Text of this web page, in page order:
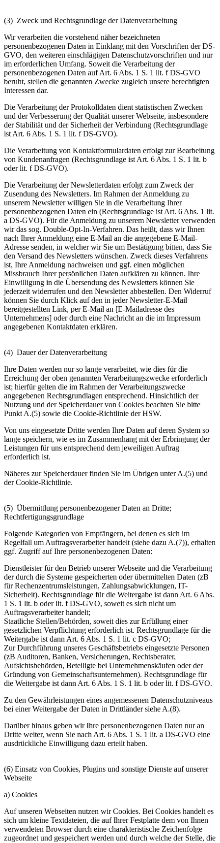
(3) Zweck und Rechtsgrundlage der Datenverarbeitung
Wir verarbeiten die vorstehend näher bezeichneten
personenbezogenen Daten in Einklang mit den Vorschriften der DS-
GVO, den weiteren einschlägigen Datenschutzvorschriften und nur
im erforderlichen Umfang. Soweit die Verarbeitung der
personenbezogenen Daten auf Art. 6 Abs. 1 S. 1 lit. f DS-GVO
beruht, stellen die genannten Zwecke zugleich unsere berechtigten
Interessen dar.
Die Verarbeitung der Protokolldaten dient statistischen Zwecken
und der Verbesserung der Qualität unserer Webseite, insbesondere
der Stabilität und der Sicherheit der Verbindung (Rechtsgrundlage
ist Art. 6 Abs. 1 S. 1 lit. f DS-GVO).
Die Verarbeitung von Kontaktformulardaten erfolgt zur Bearbeitung
von Kundenanfragen (Rechtsgrundlage ist Art. 6 Abs. 1 S. 1 lit. b
oder lit. f DS-GVO).
Die Verarbeitung der Newsletterdaten erfolgt zum Zweck der
Zusendung des Newsletters. Im Rahmen der Anmeldung zu
unserem Newsletter willigen Sie in die Verarbeitung Ihrer
personenbezogenen Daten ein (Rechtsgrundlage ist Art. 6 Abs. 1 lit.
a DS-GVO). Für die Anmeldung zu unserem Newsletter verwenden
wir das sog. Double-Opt-In-Verfahren. Das heißt, dass wir Ihnen
nach Ihrer Anmeldung eine E-Mail an die angegebene E-Mail-
Adresse senden, in welcher wir Sie um Bestätigung bitten, dass Sie
den Versand des Newsletters wünschen. Zweck dieses Verfahrens
ist, Ihre Anmeldung nachweisen und ggf. einen möglichen
Missbrauch Ihrer persönlichen Daten aufklären zu können. Ihre
Einwilligung in die Übersendung des Newsletters können Sie
jederzeit widerrufen und den Newsletter abbestellen. Den Widerruf
können Sie durch Klick auf den in jeder Newsletter-E-Mail
bereitgestellten Link, per E-Mail an [E-Mailadresse des
Unternehmens] oder durch eine Nachricht an die im Impressum
angegebenen Kontaktdaten erklären.
(4) Dauer der Datenverarbeitung
Ihre Daten werden nur so lange verarbeitet, wie dies für die
Erreichung der oben genannten Verarbeitungszwecke erforderlich
ist; hierfür gelten die im Rahmen der Verarbeitungszwecke
angegebenen Rechtsgrundlagen entsprechend. Hinsichtlich der
Nutzung und der Speicherdauer von Cookies beachten Sie bitte
Punkt A.(5) sowie die Cookie-Richtlinie der HSW.
Von uns eingesetzte Dritte werden Ihre Daten auf deren System so
lange speichern, wie es im Zusammenhang mit der Erbringung der
Leistungen für uns entsprechend dem jeweiligen Auftrag
erforderlich ist.
Näheres zur Speicherdauer finden Sie im Übrigen unter A.(5) und
der Cookie-Richtlinie.
(5) Übermittlung personenbezogener Daten an Dritte;
Rechtfertigungsgrundlage
Folgende Kategorien von Empfängern, bei denen es sich im
Regelfall um Auftragsverarbeiter handelt (siehe dazu A.(7)), erhalten
ggf. Zugriff auf Ihre personenbezogenen Daten:
Dienstleister für den Betrieb unserer Webseite und die Verarbeitung
der durch die Systeme gespeicherten oder übermittelten Daten (zB
für Rechenzentrumsleistungen, Zahlungsabwicklungen, IT-
Sicherheit). Rechtsgrundlage für die Weitergabe ist dann Art. 6 Abs.
1 S. 1 lit. b oder lit. f DS-GVO, soweit es sich nicht um
Auftragsverarbeiter handelt;
Staatliche Stellen/Behörden, soweit dies zur Erfüllung einer
gesetzlichen Verpflichtung erforderlich ist. Rechtsgrundlage für die
Weitergabe ist dann Art. 6 Abs. 1 S. 1 lit. c DS-GVO;
Zur Durchführung unseres Geschäftsbetriebs eingesetzte Personen
(zB Auditoren, Banken, Versicherungen, Rechtsberater,
Aufsichtsbehörden, Beteiligte bei Unternehmenskäufen oder der
Gründung von Gemeinschaftsunternehmen). Rechtsgrundlage für
die Weitergabe ist dann Art. 6 Abs. 1 S. 1 lit. b oder lit. f DS-GVO.
Zu den Gewährleistungen eines angemessenen Datenschutzniveaus
bei einer Weitergabe der Daten in Drittländer siehe A.(8).
Darüber hinaus geben wir Ihre personenbezogenen Daten nur an
Dritte weiter, wenn Sie nach Art. 6 Abs. 1 S. 1 lit. a DS-GVO eine
ausdrückliche Einwilligung dazu erteilt haben.
(6) Einsatz von Cookies, Plugins und sonstige Dienste auf unserer
Webseite
a) Cookies
Auf unseren Webseiten nutzen wir Cookies. Bei Cookies handelt es
sich um kleine Textdateien, die auf Ihrer Festplatte dem von Ihnen
verwendeten Browser durch eine charakteristische Zeichenfolge
zugeordnet und gespeichert werden und durch welche der Stelle, die